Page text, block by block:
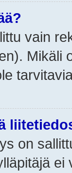
vain
Mikäli
on